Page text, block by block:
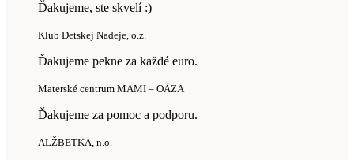
Ďakujeme, ste skvelí :)
Klub Detskej Nadeje, o.z.
Ďakujeme pekne za každé euro.
Materské centrum MAMI – OÁZA
Ďakujeme za pomoc a podporu.
ALŽBETKA, n.o.